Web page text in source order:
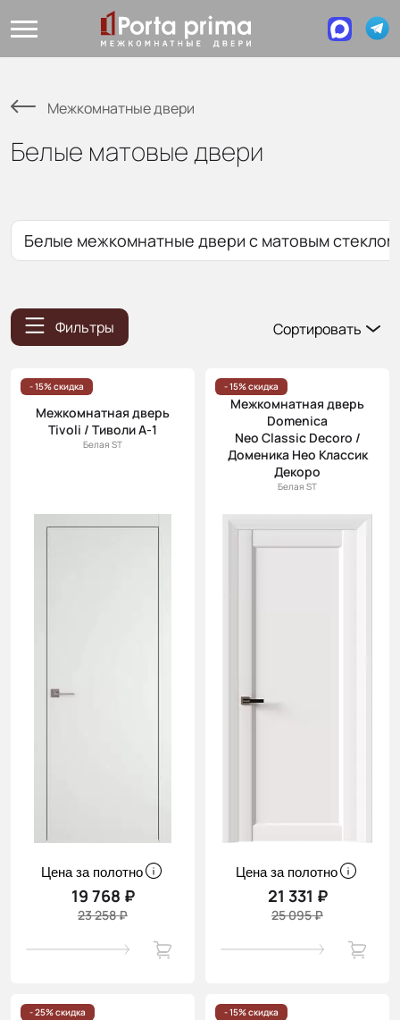
Межкомнатные двери
Белые матовые двери
Белые межкомнатные двери с матовым стеклом
Фильтры
Сортировать
Цена
(возр.)
Цена (убыв.)
Cначала
новинки
скидки
- 15% скидка
Межкомнатная дверь
Tivoli / Тиволи А-1
Белая ST
Цена за полотно
19 768 ₽
23 258 ₽
- 15% скидка
Межкомнатная дверь
Domenica
Neo Classic Decoro /
Доменика Нео Классик
Декоро
Белая ST
Цена за полотно
21 331 ₽
25 095 ₽
- 25% скидка - 15% скидка